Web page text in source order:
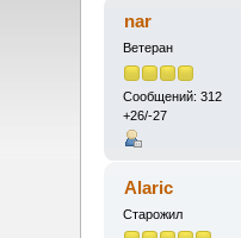
nar
Ветеран
Сообщений: 312
+26/-27
Alaric
Старожил